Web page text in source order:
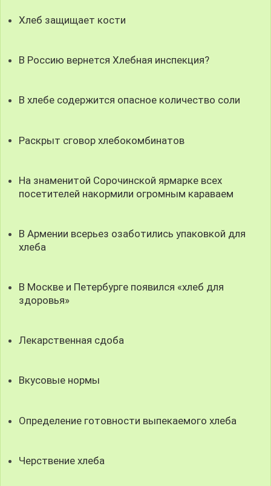
Хлеб защищает кости
В Россию вернется Хлебная инспекция?
В хлебе содержится опасное количество соли
Раскрыт сговор хлебокомбинатов
На знаменитой Сорочинской ярмарке всех
посетителей накормили огромным караваем
В Армении всерьез озаботились упаковкой для
хлеба
В Москве и Петербурге появился «хлеб для
здоровья»
Лекарственная сдоба
Вкусовые нормы
Определение готовности выпекаемого хлеба
Черствение хлеба